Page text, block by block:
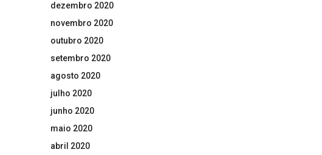
dezembro 2020
novembro 2020
outubro 2020
setembro 2020
agosto 2020
julho 2020
junho 2020
maio 2020
abril 2020